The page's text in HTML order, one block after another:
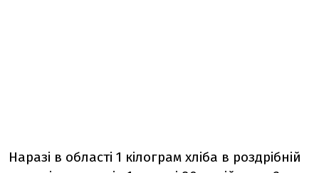
Наразі в області 1 кілограм хліба в роздрібній